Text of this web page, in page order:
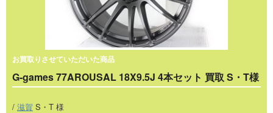
お買取りさせていただいた商品
G-games 77AROUSAL 18X9.5J 4本セット 買取 S・T様
/ 滋賀 S・T 様